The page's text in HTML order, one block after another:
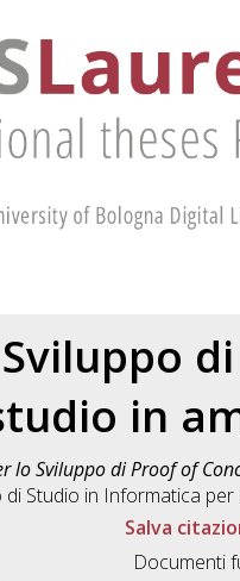
in
lo Sviluppo di Proof of
Studio in Informatica
Salva
Documenti